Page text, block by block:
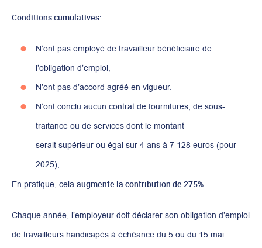
Conditions cumulatives:
N’ont pas employé de travailleur bénéficiaire de
l’obligation d’emploi,
N’ont pas d’accord agréé en vigueur.
N’ont conclu aucun contrat de fournitures, de sous-
traitance ou de services dont le montant
serait supérieur ou égal sur 4 ans à 7 128 euros (pour
2025),
En pratique, cela augmente la contribution de 275%.
Chaque année, l’employeur doit déclarer son obligation d’emploi
de travailleurs handicapés à échéance du 5 ou du 15 mai.